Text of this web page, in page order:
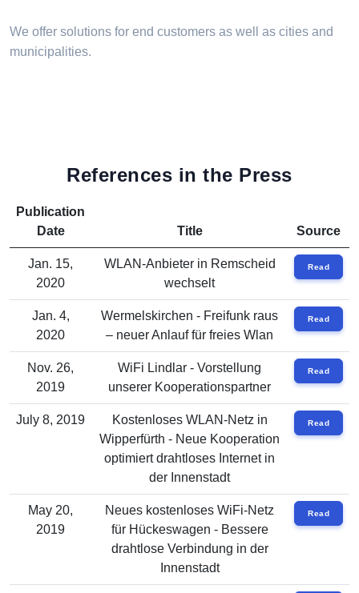
We offer solutions for end customers as well as cities and
municipalities.
References in the Press
Publication
Date
Title Source
Jan. 15,
2020
WLAN-Anbieter in Remscheid
wechselt
Read
Jan. 4,
2020
Wermelskirchen - Freifunk raus
– neuer Anlauf für freies Wlan
Read
Nov. 26,
2019
WiFi Lindlar - Vorstellung
unserer Kooperationspartner
Read
July 8, 2019
Kostenloses WLAN-Netz in
Wipperfürth - Neue Kooperation
optimiert drahtloses Internet in
der Innenstadt
Read
May 20,
2019
Neues kostenloses WiFi-Netz
für Hückeswagen - Bessere
drahtlose Verbindung in der
Innenstadt
Read